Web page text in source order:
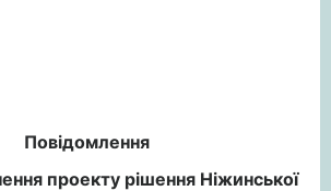
Повідомлення
проекту рішення Ніжинської